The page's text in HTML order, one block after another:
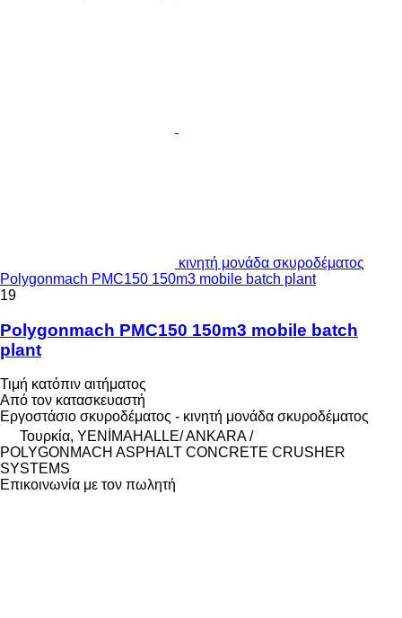
κινητή μονάδα σκυροδέματος
Polygonmach PMC150 150m3 mobile batch plant
19
Polygonmach PMC150 150m3 mobile batch
plant
Τιμή κατόπιν αιτήματος
Από τον κατασκευαστή
Εργοστάσιο σκυροδέματος - κινητή μονάδα σκυροδέματος
Τουρκία, YENİMAHALLE/ ANKARA /
POLYGONMACH ASPHALT CONCRETE CRUSHER
SYSTEMS
Επικοινωνία με τον πωλητή